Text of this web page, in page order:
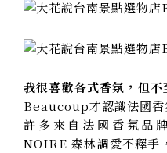
我很喜歡各式香氛，但不
Beaucoup才認識法國
許多來自法國香氛品
NOIRE 森林調愛不釋